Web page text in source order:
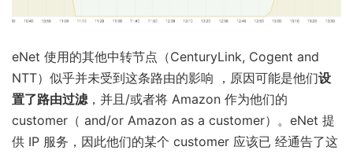
eNet 使用的其他中转节点（CenturyLink, Cogent and
NTT）似乎并未受到这条路由的影响 ，原因可能是他们设
置了路由过滤，并且/或者将 Amazon 作为他们的
customer（ and/or Amazon as a customer）。eNet 提
供 IP 服务，因此他们的某个 customer 应该已 经通告了这